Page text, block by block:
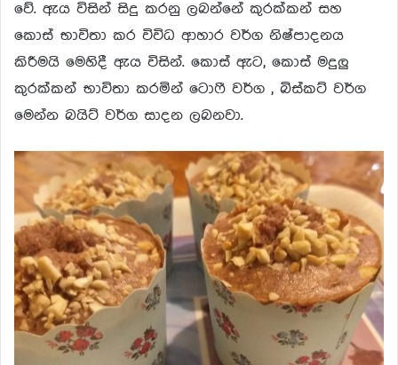
වේ. ඇය විසින් සිදු කරනු ලබන්නේ කුරක්කන් සහ
කොස් භාවිතා කර විවිධ ආහාර වර්ග නිෂ්පාදනය
කිරීමයි මෙහිදී ඇය විසින්. කොස් ඇට, කොස් මදුලු
කුරක්කන් භාවිතා කරමින් ටොෆී වර්ග , බිස්කට් වර්ග
මෙන්න බයිට් වර්ග සාදන ලබනවා.